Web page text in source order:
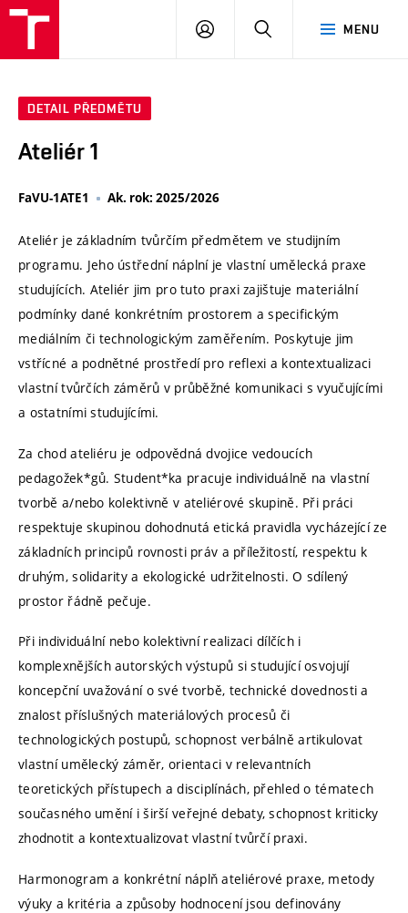
MENU
PŘIHLÁSIT
DETAIL PŘEDMĚTU
Ateliér 1
FaVU-1ATE1 Ak. rok: 2025/2026
Ateliér je základním tvůrčím předmětem ve studijním
programu. Jeho ústřední náplní je vlastní umělecká praxe
studujících. Ateliér jim pro tuto praxi zajištuje materiální
podmínky dané konkrétním prostorem a specifickým
mediálním či technologickým zaměřením. Poskytuje jim
vstřícné a podnětné prostředí pro reflexi a kontextualizaci
vlastní tvůrčích záměrů v průběžné komunikaci s vyučujícími
a ostatními studujícími.
Za chod ateliéru je odpovědná dvojice vedoucích
pedagožek*gů. Student*ka pracuje individuálně na vlastní
tvorbě a/nebo kolektivně v ateliérové skupině. Při práci
respektuje skupinou dohodnutá etická pravidla vycházející ze
základních principů rovnosti práv a příležitostí, respektu k
druhým, solidarity a ekologické udržitelnosti. O sdílený
prostor řádně pečuje.
Při individuální nebo kolektivní realizaci dílčích i
komplexnějších autorských výstupů si studující osvojují
koncepční uvažování o své tvorbě, technické dovednosti a
znalost příslušných materiálových procesů či
technologických postupů, schopnost verbálně artikulovat
vlastní umělecký záměr, orientaci v relevantních
teoretických přístupech a disciplínách, přehled o tématech
současného umění i širší veřejné debaty, schopnost kriticky
zhodnotit a kontextualizovat vlastní tvůrčí praxi.
Harmonogram a konkrétní náplň ateliérové praxe, metody
výuky a kritéria a způsoby hodnocení jsou definovány